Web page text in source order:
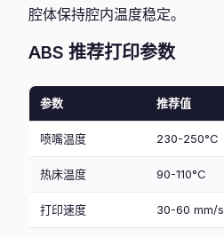
腔体保持腔内温度稳定。
ABS 推荐打印参数
参数 推荐值
喷嘴温度 230-250°C
热床温度 90-110°C
打印速度 30-60 mm/s